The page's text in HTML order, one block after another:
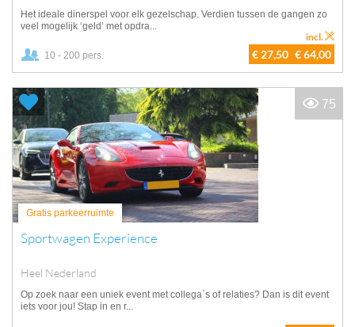
Het ideale dinerspel voor elk gezelschap. Verdien tussen de gangen zo
veel mogelijk ‘geld’ met opdra...
10 - 200 pers. € 27,50 € 64,00
incl.
Gratis parkeerruimte
Sportwagen Experience
Heel Nederland
Op zoek naar een uniek event met collega`s of relaties? Dan is dit event
iets voor jou! Stap in en r...
75